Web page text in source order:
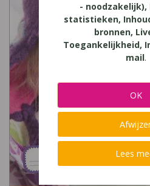
- noodzakelijk),
statistieken,
bronnen,
Toegankelijkheid,
mail.
OK
Lees